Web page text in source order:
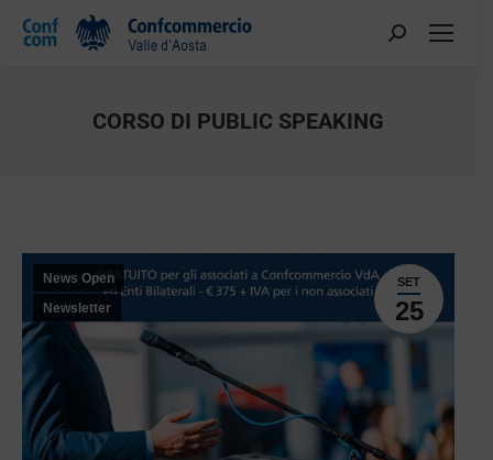
CORSO DI PUBLIC SPEAKING
SET
25
News Open
Newsletter